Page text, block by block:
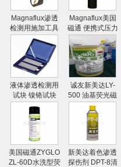
Magnaflux渗透
检测用施加工具
水喷枪
Magnaflux美国
磁通 便携式压力
喷射器
液体渗透检测用
试块 镍铬试块
诚友新美达LY-
500 油基荧光磁
粉
美国磁通ZYGLO
ZL-60D水洗型荧
新美达着色渗透
探伤剂 DPT-8清